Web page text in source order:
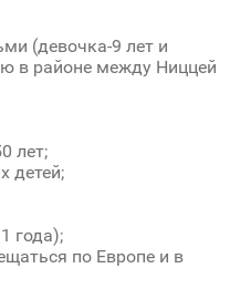
(девочка-9 лет и
в районе между Ниццей
лет;
детей;
года);
по Европе и в